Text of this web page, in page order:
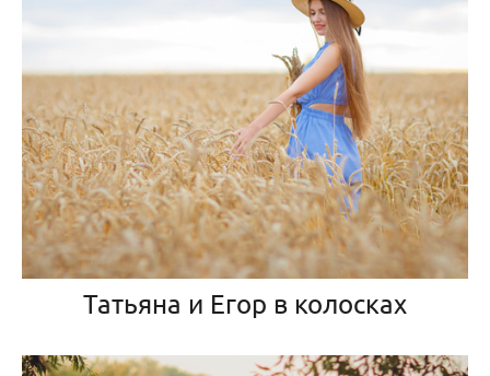
Татьяна и Егор в колосках